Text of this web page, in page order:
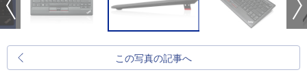
この写真の記事へ